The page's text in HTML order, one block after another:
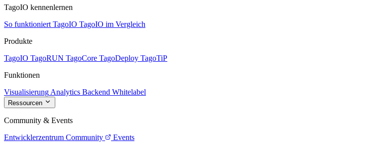
TagoIO kennenlernen
So funktioniert TagoIO TagoIO im Vergleich
Produkte
TagoIO TagoRUN TagoCore TagoDeploy TagoTiP
Funktionen
Visualisierung Analytics Backend Whitelabel
Ressourcen
Community & Events
Entwicklerzentrum Community
Events